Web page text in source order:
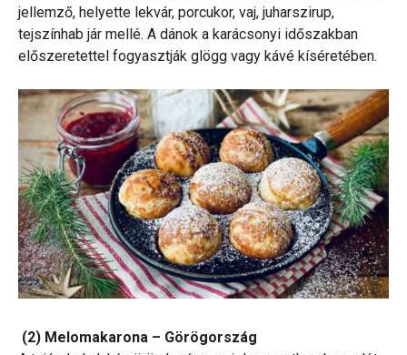
jellemző, helyette lekvár, porcukor, vaj, juharszirup,
tejszínhab jár mellé. A dánok a karácsonyi időszakban
előszeretettel fogyasztják glögg vagy kávé kíséretében.
(2) Melomakarona – Görögország